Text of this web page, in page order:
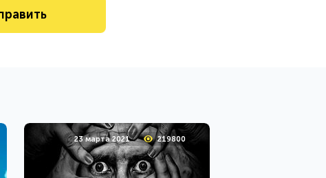
23 марта 2021 219800